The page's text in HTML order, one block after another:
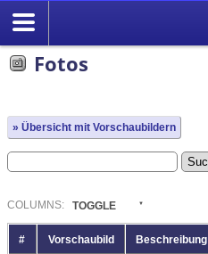
Fotos
» Übersicht mit Vorschaubildern
COLUMN S: TOGGLE
# Vorschaubild Beschreibung